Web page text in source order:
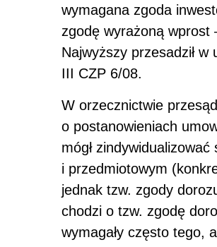
wymagana zgoda
zgodę wyrażoną wprost
Najwyższy przesadził
III CZP 6/08.
W orzecznictwie
o postanowieniach
mógł
i przedmiotowym
jednak tzw. zgody
chodzi o tzw. zgodę
wymagały często tego,